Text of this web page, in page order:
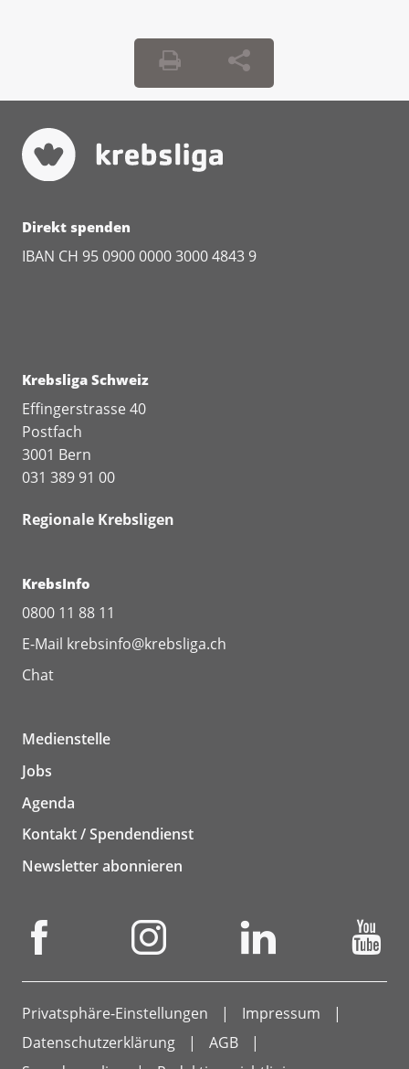
Direkt spenden
IBAN CH 95 0900 0000 3000 4843 9
Krebsliga Schweiz
Effingerstrasse 40
Postfach
3001 Bern
031 389 91 00
Regionale Krebsligen
KrebsInfo
0800 11 88 11
E-Mail krebsinfo@krebsliga.ch
Chat
Medienstelle
Jobs
Agenda
Kontakt / Spendendienst
Newsletter abonnieren
Privatsphäre-Einstellungen
Impressum
Datenschutzerklärung
AGB